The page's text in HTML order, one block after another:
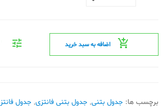
اضافه به سبد خرید
برچسب ها: جدول بتنی, جدول بتنی فانتزی, جدول